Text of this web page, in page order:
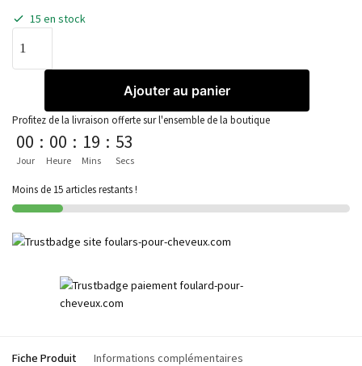
15 en stock
Ajouter au panier
Profitez de la livraison offerte sur l'ensemble de la boutique
00
Jour
: 00
Heure
: 19
Mins
: 53
Secs
Moins de 15 articles restants !
Fiche Produit Informations complémentaires